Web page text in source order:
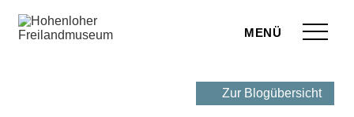
Menü
Zur Blogübersicht